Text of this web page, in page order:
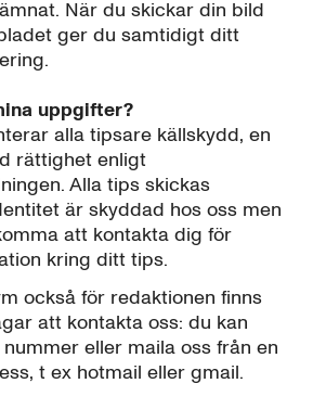
När du skickar din bild
ger du samtidigt ditt
uppgifter?
alla tipsare källskydd, en
rättighet enligt
Alla tips skickas
är skyddad hos oss men
att kontakta dig för
kring ditt tips.
också för redaktionen finns
att kontakta oss: du kan
eller maila oss från en
t ex hotmail eller gmail.